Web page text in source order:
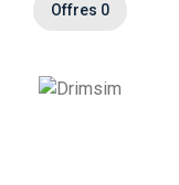
Offres 0